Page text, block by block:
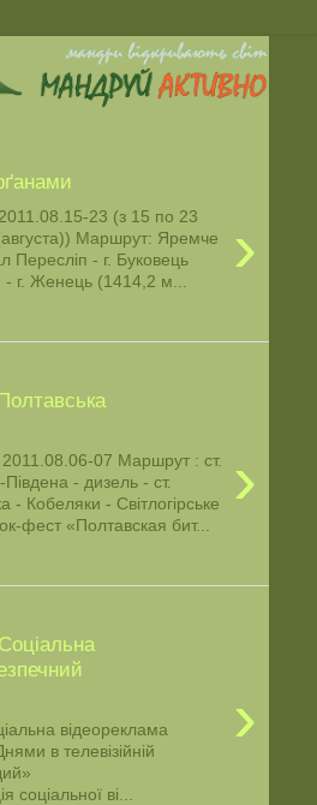
›
23 (з 15 по 23
Маршрут: Яремче
Пересліп - г. Буковець
г. Женець (1414,2 м...
›
07 Маршрут : ст.
- дизель - ст.
- Кобеляки - Світлогірське
фест «Полтавская бит...
›
відеореклама
в телевізійній
ві...